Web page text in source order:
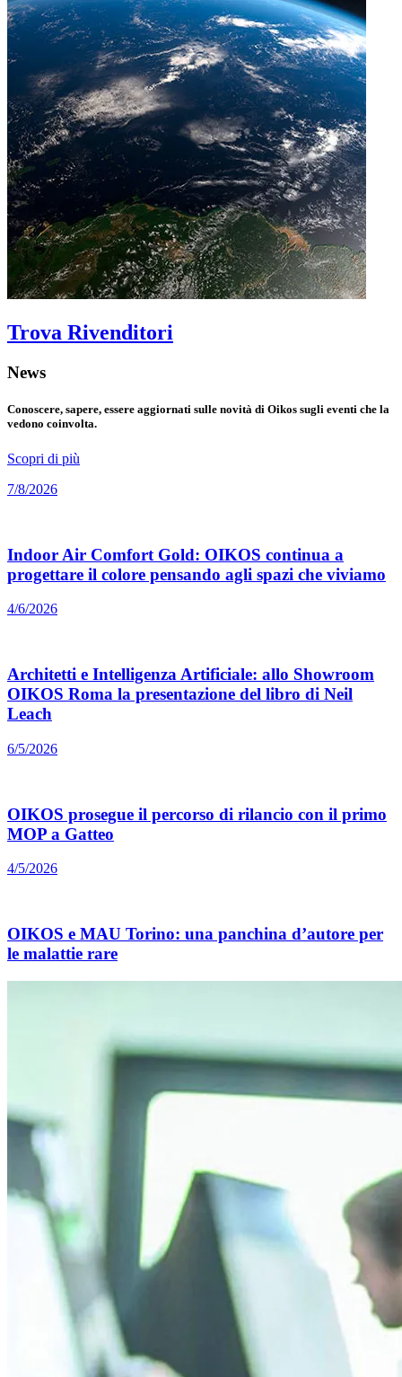
Trova Rivenditori
News
Conoscere, sapere, essere aggiornati sulle novità di Oikos sugli eventi che la
vedono coinvolta.
Scopri di più
7/8/2026
Indoor Air Comfort Gold: OIKOS continua a
progettare il colore pensando agli spazi che viviamo
4/6/2026
Architetti e Intelligenza Artificiale: allo Showroom
OIKOS Roma la presentazione del libro di Neil
Leach
6/5/2026
OIKOS prosegue il percorso di rilancio con il primo
MOP a Gatteo
4/5/2026
OIKOS e MAU Torino: una panchina d’autore per
le malattie rare